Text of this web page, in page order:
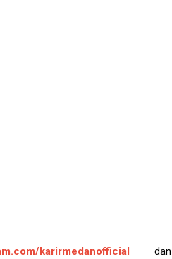
karirmedanofficial dan